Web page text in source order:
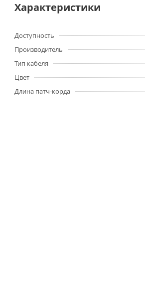
Характеристики
Доступность
Производитель
Тип кабеля
Цвет
Длина патч-корда